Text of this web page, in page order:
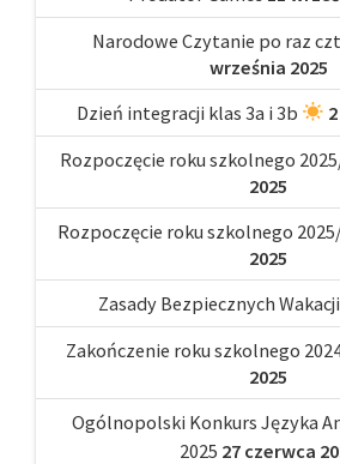
Narodowe Czytanie po raz
września 2025
Dzień integracji klas 3a i 3b
Rozpoczęcie roku szkolnego
2025
Rozpoczęcie roku szkolnego
2025
Zasady Bezpiecznych Wakacji
Zakończenie roku szkolnego
2025
Ogólnopolski Konkurs Języka
2025 27 czerwca